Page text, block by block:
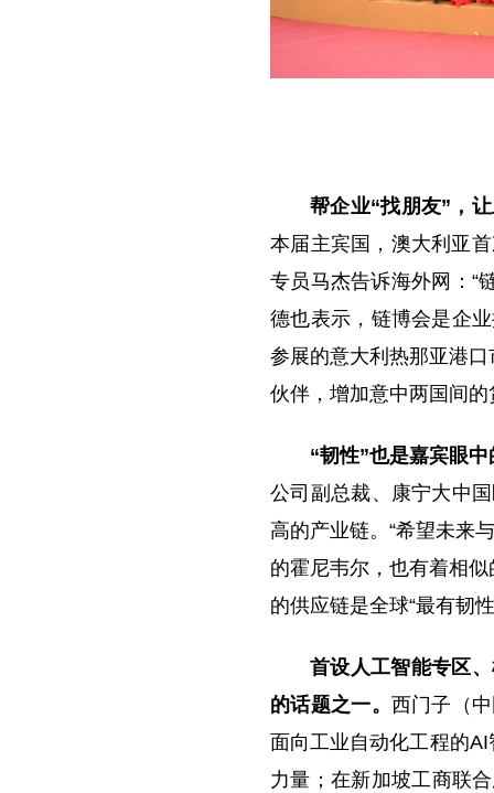
帮企业“找朋友”，
本届主宾国，澳大利亚
专员马杰告诉海外网：“
德也表示，链博会是企
参展的意大利热那亚港
伙伴，增加意中两国间的
“韧性”也是嘉宾眼
公司副总裁、康宁大中
高的产业链。“希望未来
的霍尼韦尔，也有着相
的供应链是全球“最有韧
首设人工智能专区
的话题之一。 西门子（
面向工业自动化工程的
力量；在新加坡工商联